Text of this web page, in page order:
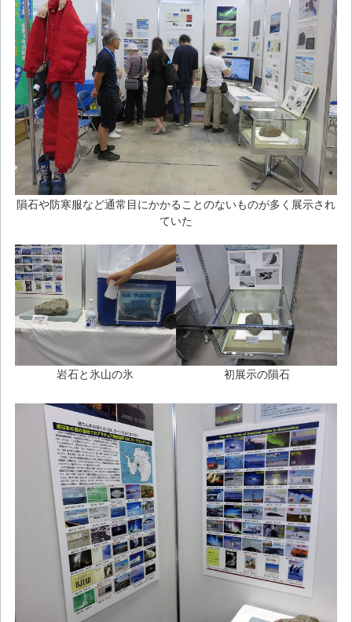
隕石や防寒服など通常目にかかることのないものが多く展示され
ていた
岩石と氷山の氷 初展示の隕石